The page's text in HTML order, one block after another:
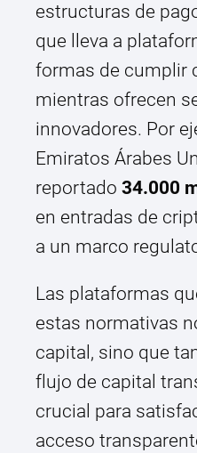
estructuras de
que lleva a
formas de cumplir
mientras ofrecen
innovadores. Por
Emiratos Árabes
reportado 34.000
en entradas de
a un marco
Las plataformas
estas normativas
capital, sino que
flujo de capital
crucial para
acceso